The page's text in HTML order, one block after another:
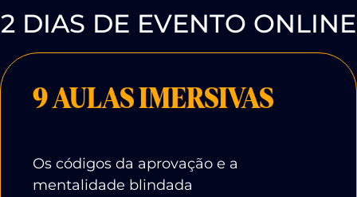
2 DIAS DE EVENTO ONLINE
9 AULAS IMERSIVAS
Os códigos da aprovação e a
mentalidade blindada